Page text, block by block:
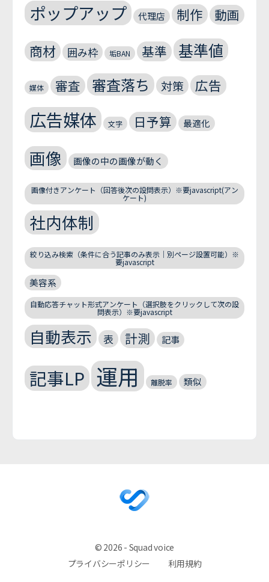
ポップアップ 代理店 制作 動画
商材 囲み枠 垢BAN 基準 基準値
媒体 審査 審査落ち 対策 広告
広告媒体 文字 日予算 最適化
画像 画像の中の画像が動く
画像付きアンケート（回答後次の設問表示）※要javascript(アン
ケート)
社内体制
絞り込み検索（条件に合う記事のみ表示｜別ページ設置可能）※
要javascript
美容系
自動応答チャット形式アンケート（選択肢をクリックして次の設
問表示）※要javascript
自動表示 表 計測 記事
記事LP 運用 離脱率 類似
© 2026 - Squad voice
プライバシーポリシー
利用規約